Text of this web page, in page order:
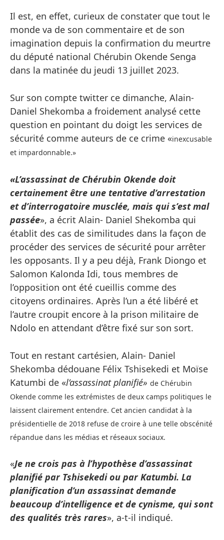
Il est, en effet, curieux de constater que tout le
monde va de son commentaire et de son
imagination depuis la confirmation du meurtre
du député national Chérubin Okende Senga
dans la matinée du jeudi 13 juillet 2023.
Sur son compte twitter ce dimanche, Alain-
Daniel Shekomba a froidement analysé cette
question en pointant du doigt les services de
sécurité comme auteurs de ce crime «inexcusable
et impardonnable.»
«L’assassinat de Chérubin Okende doit
certainement être une tentative d’arrestation
et d’interrogatoire musclée, mais qui s’est mal
passée», a écrit Alain- Daniel Shekomba qui
établit des cas de similitudes dans la façon de
procéder des services de sécurité pour arrêter
les opposants. Il y a peu déjà, Frank Diongo et
Salomon Kalonda Idi, tous membres de
l’opposition ont été cueillis comme des
citoyens ordinaires. Après l’un a été libéré et
l’autre croupit encore à la prison militaire de
Ndolo en attendant d’être fixé sur son sort.
Tout en restant cartésien, Alain- Daniel
Shekomba dédouane Félix Tshisekedi et Moïse
Katumbi de «l’assassinat planifié» de Chérubin
Okende comme les extrémistes de deux camps politiques le
laissent clairement entendre. Cet ancien candidat à la
présidentielle de 2018 refuse de croire à une telle obscénité
répandue dans les médias et réseaux sociaux.
«Je ne crois pas à l’hypothèse d’assassinat
planifié par Tshisekedi ou par Katumbi. La
planification d’un assassinat demande
beaucoup d’intelligence et de cynisme, qui sont
des qualités très rares», a-t-il indiqué.